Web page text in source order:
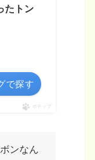
たトン
で探す
ポチップ
ンなん